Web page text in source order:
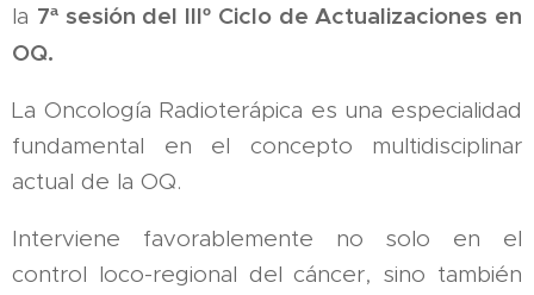
la 7ª sesión del IIIº Ciclo de Actualizaciones en
OQ.
La Oncología Radioterápica es una especialidad
fundamental en el concepto multidisciplinar
actual de la OQ.
Interviene favorablemente no solo en el
control loco-regional del cáncer, sino también